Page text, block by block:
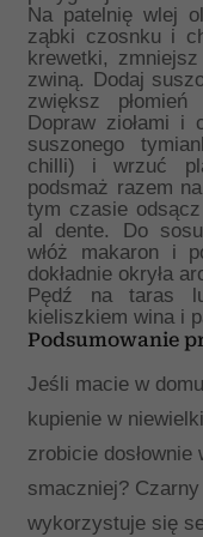
Na patelnię wlej
ząbki czosnku i
krewetki,
zwiną. Dodaj
zwiększ
Dopraw ziołami i
suszonego
chilli) i wrzuć
podsmaż razem
tym czasie
al dente. Do
włóż makaron i
dokładnie okryła
Pędź na taras
kieliszkiem wina i
Podsumowanie
Jeśli macie w
kupienie w
zrobicie
smaczniej?
wykorzystuje się